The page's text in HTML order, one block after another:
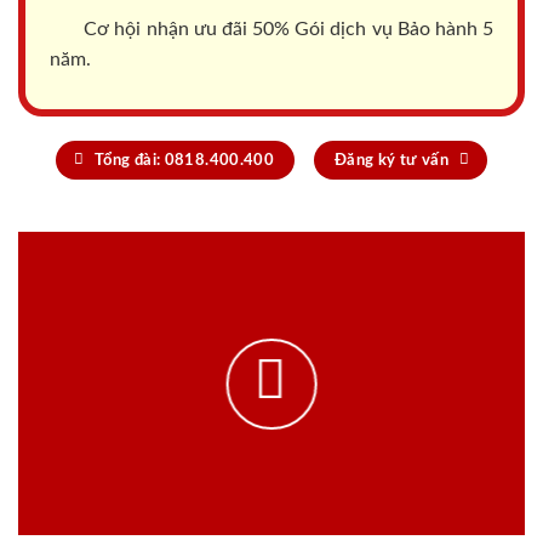
Cơ hội nhận ưu đãi 50% Gói dịch vụ Bảo hành 5
năm.
Tổng đài: 0818.400.400 Đăng ký tư vấn